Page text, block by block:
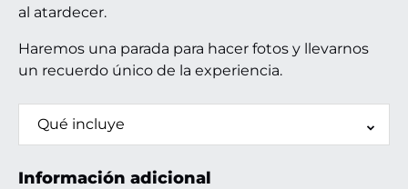
al atardecer.
Haremos una parada para hacer fotos y llevarnos
un recuerdo único de la experiencia.
Qué incluye
Información adicional